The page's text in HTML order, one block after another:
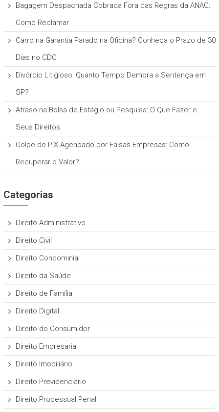
Bagagem Despachada Cobrada Fora das Regras da ANAC:
Como Reclamar
Carro na Garantia Parado na Oficina? Conheça o Prazo de 30
Dias no CDC
Divórcio Litigioso: Quanto Tempo Demora a Sentença em
SP?
Atraso na Bolsa de Estágio ou Pesquisa: O Que Fazer e
Seus Direitos
Golpe do PIX Agendado por Falsas Empresas: Como
Recuperar o Valor?
Categorias
Direito Administrativo
Direito Civil
Direito Condominial
Direito da Saúde
Direito de Família
Direito Digital
Direito do Consumidor
Direito Empresarial
Direito Imobiliário
Direito Previdenciário
Direito Processual Penal